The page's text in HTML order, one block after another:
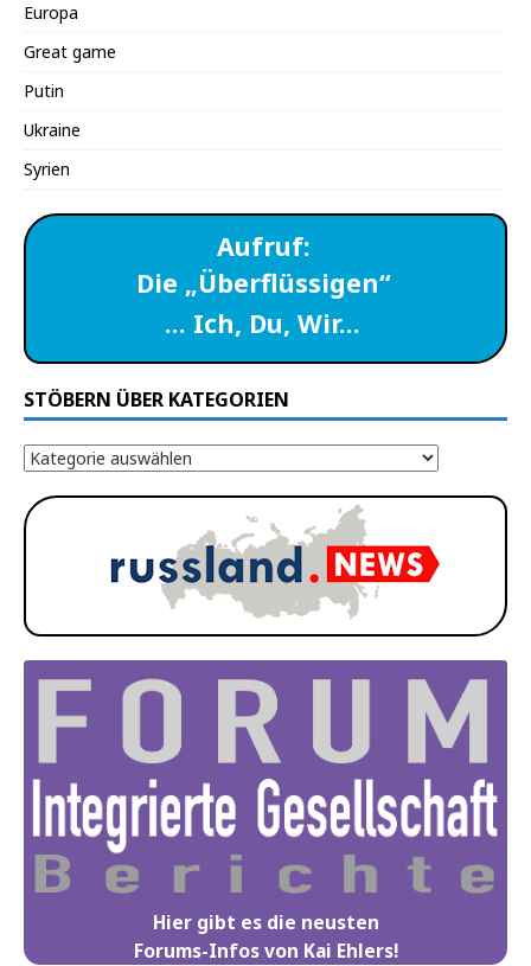
Europa
Great game
Putin
Ukraine
Syrien
Aufruf:
Die „Überflüssigen“
… Ich, Du, Wir…
STÖBERN ÜBER KATEGORIEN
Hier gibt es die neusten
Forums-Infos von Kai Ehlers!